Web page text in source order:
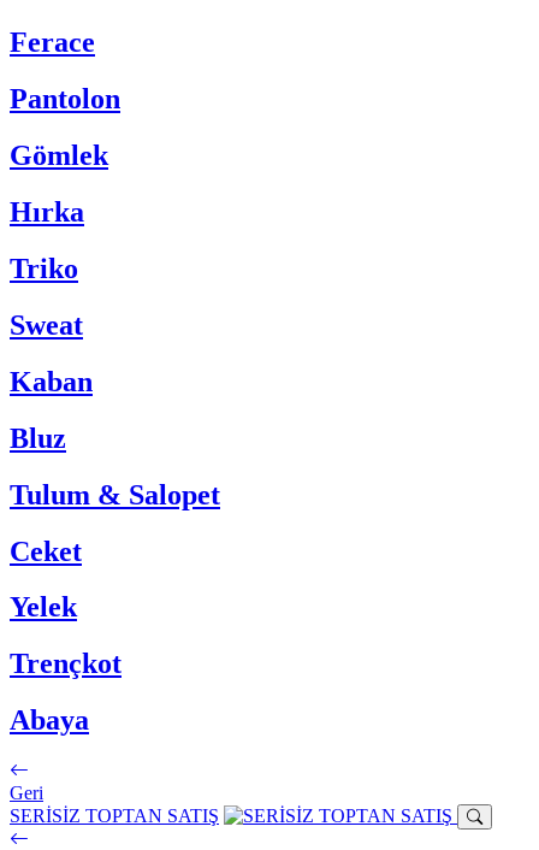
Ferace
Pantolon
Gömlek
Hırka
Triko
Sweat
Kaban
Bluz
Tulum & Salopet
Ceket
Yelek
Trençkot
Abaya
Geri
SERİSİZ TOPTAN SATIŞ